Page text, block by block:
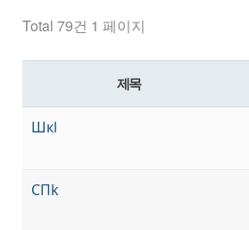
Total 79건 1 페이지
제목
Шкl
СПk